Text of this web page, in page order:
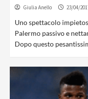
Giulia Anello 23/04/
Uno spettacolo
Palermo passivo e
Dopo questo